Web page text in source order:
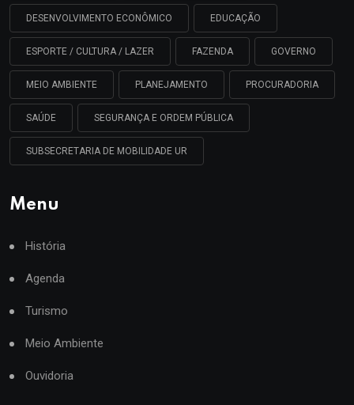
DESENVOLVIMENTO ECONÔMICO EDUCAÇÃO
ESPORTE / CULTURA / LAZER FAZENDA GOVERNO
MEIO AMBIENTE PLANEJAMENTO PROCURADORIA
SAÚDE SEGURANÇA E ORDEM PÚBLICA
SUBSECRETARIA DE MOBILIDADE UR
Menu
História
Agenda
Turismo
Meio Ambiente
Ouvidoria